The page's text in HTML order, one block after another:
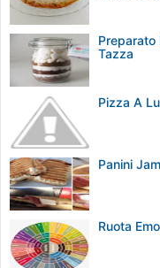
Preparato
Tazza
Pizza A
Panini
Ruota